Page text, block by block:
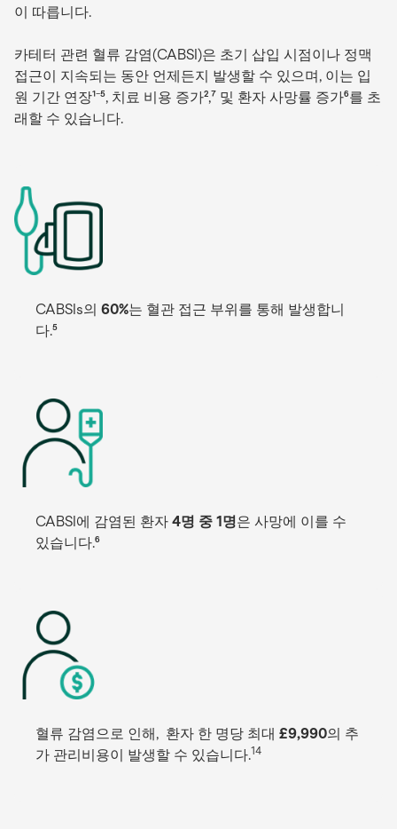
이 따릅니다.
카테터 관련 혈류 감염(CABSI)은 초기 삽입 시점이나 정맥
접근이 지속되는 동안 언제든지 발생할 수 있으며, 이는 입
원 기간 연장¹⁻⁵, 치료 비용 증가²,⁷ 및 환자 사망률 증가⁶를 초
래할 수 있습니다.
CABSIs의 60%는 혈관 접근 부위를 통해 발생합니
다.⁵
CABSI에 감염된 환자 4명 중 1명은 사망에 이를 수
있습니다.⁶
혈류 감염으로 인해, 환자 한 명당 최대 £9,990의 추
가 관리비용이 발생할 수 있습니다.14